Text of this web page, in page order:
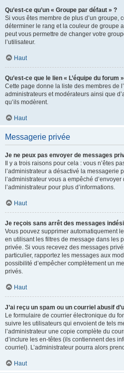
Qu’est-ce qu’un « Groupe par défaut » ?
Si vous êtes membre de plus d’un groupe,
déterminer le rang et la couleur de groupe
peut vous permettre de changer votre
l’utilisateur.
Haut
Qu’est-ce que le lien « L’équipe du forum
Cette page donne la liste des membres de
administrateurs et modérateurs ainsi que
qu’ils modèrent.
Haut
Messagerie privée
Je ne peux pas envoyer de messages
Il y a trois raisons pour cela : vous n’êtes
l’administrateur a désactivé la messagerie
l’administrateur vous a empêché
l’administrateur pour plus d’informations.
Haut
Je reçois sans arrêt des messages
Vous pouvez supprimer automatiquement
en utilisant les filtres de message dans les
privée. Si vous recevez des messages
particulier, rapportez les messages aux
possibilité d’empêcher complètement un
privés.
Haut
J’ai reçu un spam ou un courriel abusif
Le formulaire de courrier électronique du
suivre les utilisateurs qui envoient de tels
l’administrateur une copie complète du
d’inclure les en-têtes (ils contiennent des
courriel). L’administrateur pourra alors
Haut